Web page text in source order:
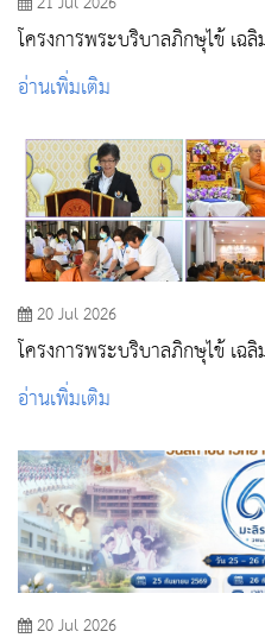
โครงการพระบริบาลภิกษุไข้ เฉ
มงคล 99 พรรษา สมเด็จพระอ
สังฆราช สกลมหาสังฆปริณายก
อ่านเพิ่มเติม
20 Jul 2026
โครงการพระบริบาลภิกษุไข้ เฉ
มงคล 99 พรรษา สมเด็จพระอ
สังฆราช สกลมหาสังฆปริณายก ณ
อ่านเพิ่มเติม
20 Jul 2026